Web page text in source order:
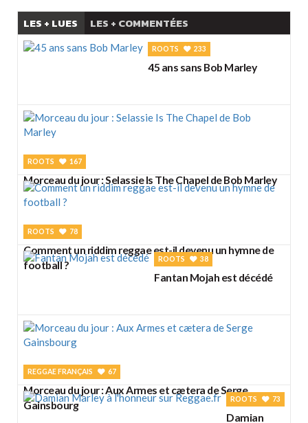
LES + LUES LES + COMMENTÉES
ROOTS 233
45 ans sans Bob Marley
ROOTS 167
Morceau du jour : Selassie Is The Chapel de Bob Marley
ROOTS 78
Comment un riddim reggae est-il devenu un hymne de
football ?
ROOTS 38
Fantan Mojah est décédé
REGGAE FRANÇAIS 67
Morceau du jour : Aux Armes et cætera de Serge
Gainsbourg
ROOTS 73
Damian